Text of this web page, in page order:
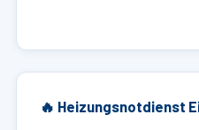
🔥 Heizungsnotdienst